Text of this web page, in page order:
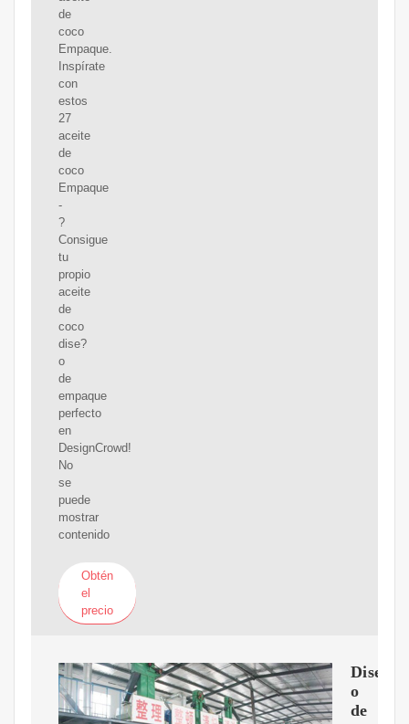
de
coco
Empaque.
Inspírate
con
estos
27
aceite
de
coco
Empaque
-
?
Consigue
tu
propio
aceite
de
coco
dise?
o
de
empaque
perfecto
en
DesignCrowd!
No
se
puede
mostrar
contenido
Obtén
el
precio
Dise?
o
de